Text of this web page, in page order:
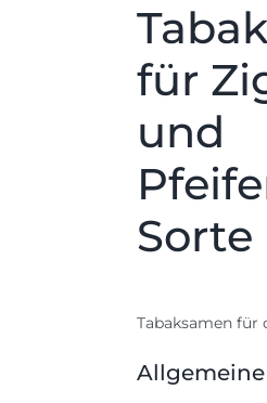
für
und
Sorte
Tabaksamen für